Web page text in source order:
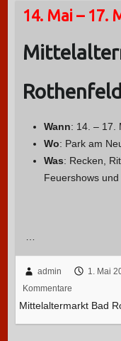
14. Mai – 17.
Wann: 14. – 17.
Wo: Park am
Was: Recken,
Feuershows
admin 1. Mai
Kommentare
Mittelaltermarkt Bad